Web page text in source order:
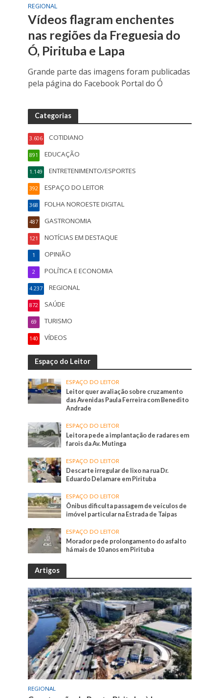
REGIONAL
Vídeos flagram enchentes
nas regiões da Freguesia do
Ó, Pirituba e Lapa
Grande parte das imagens foram publicadas
pela página do Facebook Portal do Ó
Categorias
COTIDIANO
3.606
EDUCAÇÃO
891
ENTRETENIMENTO/ESPORTES
1.149
ESPAÇO DO LEITOR
392
FOLHA NOROESTE DIGITAL
368
GASTRONOMIA
487
NOTÍCIAS EM DESTAQUE
121
OPINIÃO
1
POLÍTICA E ECONOMIA
2
REGIONAL
4.237
SAÚDE
872
TURISMO
69
VÍDEOS
140
Espaço do Leitor
ESPAÇO DO LEITOR
Leitor quer avaliação sobre cruzamento
das Avenidas Paula Ferreira com Benedito
Andrade
ESPAÇO DO LEITOR
Leitora pede a implantação de radares em
farois da Av. Mutinga
ESPAÇO DO LEITOR
Descarte irregular de lixo na rua Dr.
Eduardo Delamare em Pirituba
ESPAÇO DO LEITOR
Ônibus dificulta passagem de veículos de
imóvel particular na Estrada de Taipas
ESPAÇO DO LEITOR
Morador pede prolongamento do asfalto
há mais de 10 anos em Pirituba
Artigos
REGIONAL